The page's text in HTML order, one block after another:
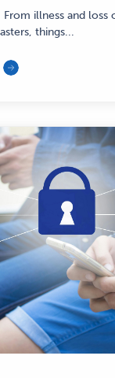
From illness and
things...